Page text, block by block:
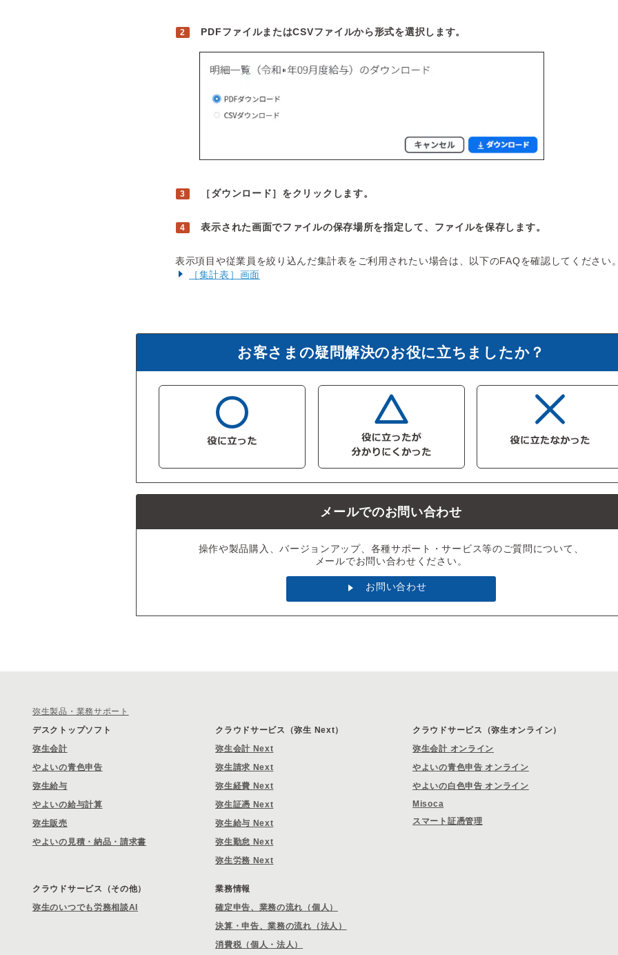
PDFファイルまたはCSVファイルから形式を選択します。
［ダウンロード］をクリックします。
表示された画面でファイルの保存場所を指定して、ファイルを保存します。
表示項目や従業員を絞り込んだ集計表をご利用されたい場合は、以下のFAQを確認してください
［集計表］画面
お客さまの疑問解決のお役に立ちましたか？
メールでのお問い合わせ
操作や製品購入、バージョンアップ、各種サポート・サービス等のご質問について、
メールでお問い合わせください。
お問い合わせ
弥生製品・業務サポート
デスクトップソフト
弥生会計
やよいの青色申告
弥生給与
やよいの給与計算
弥生販売
やよいの見積・納品・請求書
クラウドサービス（弥生 Next）
弥生会計 Next
弥生請求 Next
弥生経費 Next
弥生証憑 Next
弥生給与 Next
弥生勤怠 Next
弥生労務 Next
クラウドサービス（弥生オンライン）
弥生会計 オンライン
やよいの青色申告 オンライン
やよいの白色申告 オンライン
Misoca
スマート証憑管理
クラウドサービス（その他）
弥生のいつでも労務相談AI
業務情報
確定申告、業務の流れ（個人）
決算・申告、業務の流れ（法人）
消費税（個人・法人）